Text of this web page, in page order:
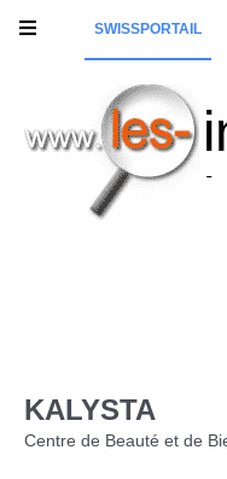
SWISSPORTAIL
KALYSTA
Centre de Beauté et de